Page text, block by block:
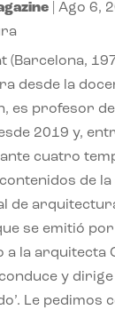
| Ago 6,
(Barcelona,
desde la
es profesor
2019 y,
cuatro
de
de
se emitió por
a la arquitecta
y dirige
Le pedimos